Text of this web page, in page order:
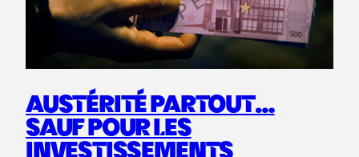
AUSTÉRITÉ PARTOUT…
SAUF POUR LES